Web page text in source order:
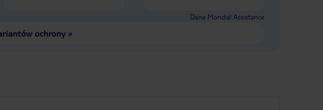
Dane Mondial Assistance
ochrony»